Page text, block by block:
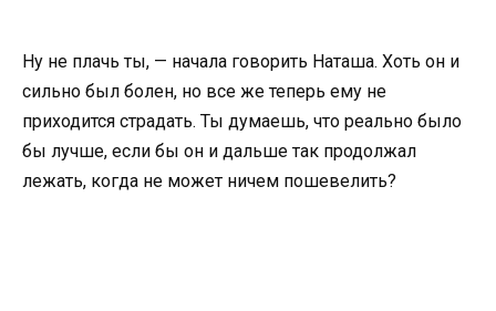
Ну не плачь ты, — начала говорить Наташа. Хоть он и
сильно был болен, но все же теперь ему не
приходится страдать. Ты думаешь, что реально было
бы лучше, если бы он и дальше так продолжал
лежать, когда не может ничем пошевелить?